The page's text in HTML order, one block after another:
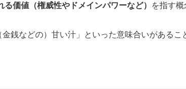
価値（権威性やドメインパワーなど）
を指す概
銭などの）甘い汁」といった意味合いがあるこ